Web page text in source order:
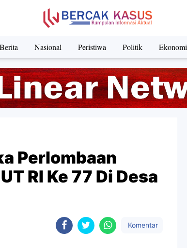
Berita Nasional Peristiwa Politik Ekonomi
Perlombaan
RI Ke 77 Di Desa
Komentar